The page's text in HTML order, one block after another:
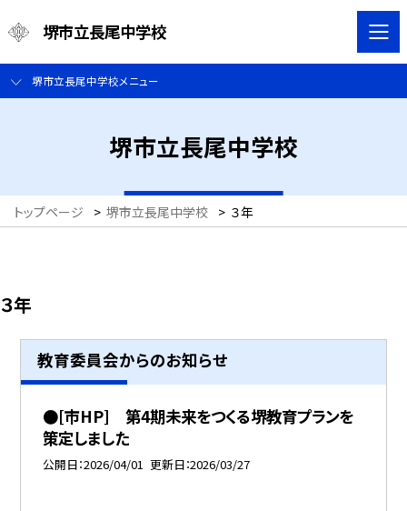
堺市立長尾中学校
堺市立長尾中学校メニュー
堺市立長尾中学校
トップページ > 堺市立長尾中学校 > ３年
３年
教育委員会からのお知らせ
●[市HP] 第4期未来をつくる堺教育プランを
策定しました
公開日 2026/04/01 更新日 2026/03/27